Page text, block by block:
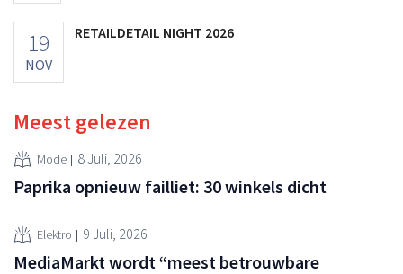
19
NOV
RETAILDETAIL NIGHT 2026
Meest gelezen
Mode 8 Juli, 2026
Paprika opnieuw failliet: 30 winkels dicht
Elektro 9 Juli, 2026
MediaMarkt wordt “meest betrouwbare